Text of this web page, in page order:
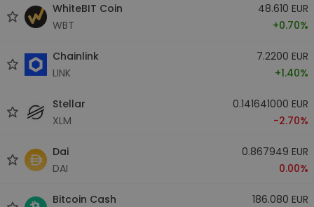
WhiteBIT Coin
WBT
48.610 EUR
+0.70%
Chainlink
LINK
7.2200 EUR
+1.40%
Stellar
XLM
0.141641000 EUR
-2.70%
Dai
DAI
0.867949 EUR
0.00%
Bitcoin Cash
186.080 EUR